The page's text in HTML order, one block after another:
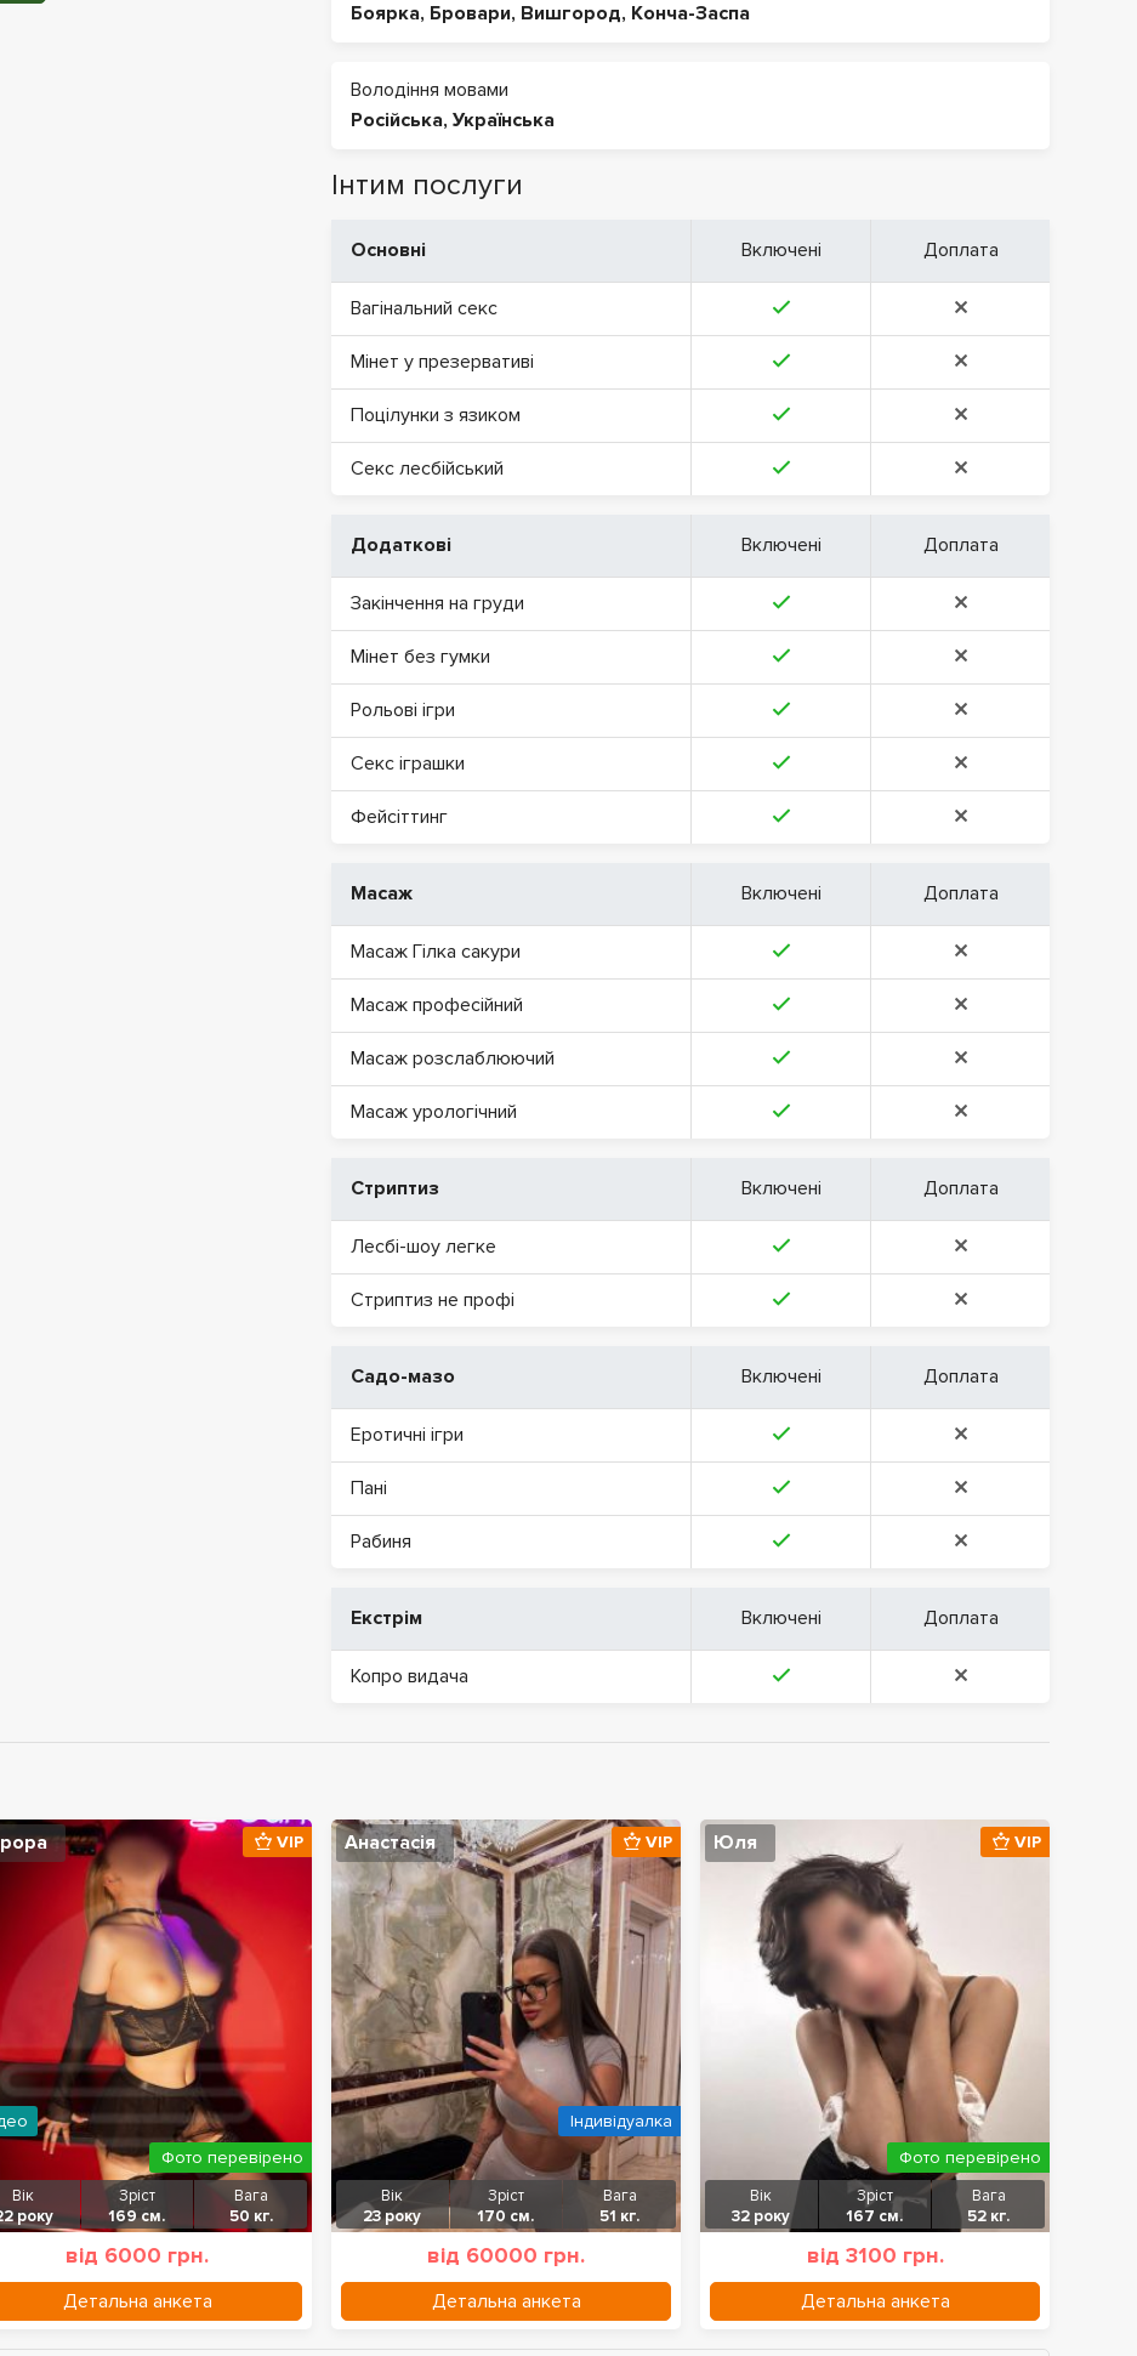
Боярка, Бровари, Вишгород, Конча-Заспа
Володіння мовами
Російська, Українська
Інтим послуги
Основні Включені Доплата
Вагінальний секс
Мінет у презервативі
Поцілунки з язиком
Секс лесбійський
Додаткові Включені Доплата
Закінчення на груди
Мінет без гумки
Рольові ігри
Секс іграшки
Фейсіттинг
Масаж Включені Доплата
Масаж Гілка сакури
Масаж професійний
Масаж розслаблюючий
Масаж урологічний
Стриптиз Включені Доплата
Лесбі-шоу легке
Стриптиз не профі
Садо-мазо Включені Доплата
Еротичні ігри
Пані
Рабиня
Екстрім Включені Доплата
Копро видача
Вік
року
Зріст
169 см.
Вага
50 кг.
від 6000 грн.
Детальна анкета
VIP
Фото перевірено
Анастасія
Вік
23 року
Зріст
170 см.
Вага
51 кг.
від 60000 грн.
Детальна анкета
VIP
Індивідуалка
Юля
Вік
32 року
Зріст
167 см.
Вага
52 кг.
від 3100 грн.
Детальна анкета
VIP
Фото перевірено